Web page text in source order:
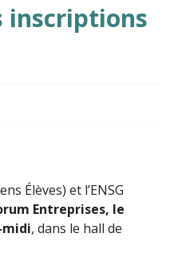
inscriptions
Élèves) et l’ENSG
Entreprises, le
midi, dans le hall de